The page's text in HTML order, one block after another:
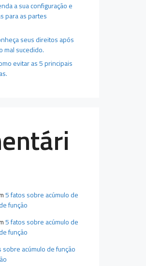
a sua configuração e
para as partes
seus direitos após
mal sucedido.
evitar as 5 principais
5 fatos sobre acúmulo de
função
5 fatos sobre acúmulo de
função
sobre acúmulo de função